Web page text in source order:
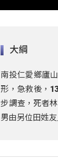
大綱
南投仁愛鄉廬
形，急救後，
步調查，死者
男由另位田姓